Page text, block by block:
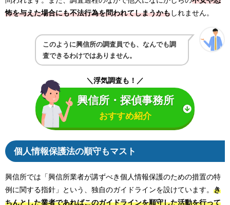
怖を与えた場合にも不法行為を問われてしまうかも しれません。
このように興信所の調査員でも、なんでも調
査できるわけではありません。
＼浮気調査も！／
興信所・探偵事務所
おすすめ紹介
個人情報保護法の順守もマスト
興信所では「興信所業者が講ずべき個人情報保護のための措置の特
例に関する指針」という、独自のガイドラインを設けています。 き
ちんとした業者であればこのガイドラインを順守した活動を行って